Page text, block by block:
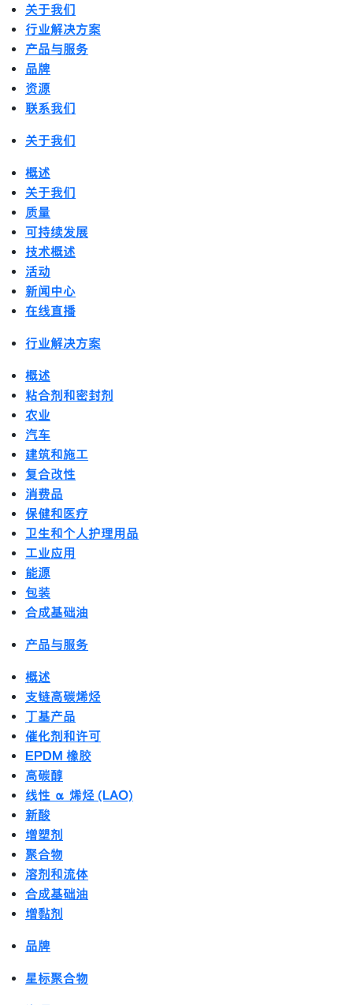
关于我们
行业解决方案
产品与服务
品牌
资源
联系我们
关于我们
概述
关于我们
质量
可持续发展
技术概述
活动
新闻中心
在线直播
行业解决方案
概述
粘合剂和密封剂
农业
汽车
建筑和施工
复合改性
消费品
保健和医疗
卫生和个人护理用品
工业应用
能源
包装
合成基础油
产品与服务
概述
支链高碳烯烃
丁基产品
催化剂和许可
EPDM 橡胶
高碳醇
线性 α 烯烃 (LAO)
新酸
增塑剂
聚合物
溶剂和流体
合成基础油
增黏剂
品牌
星标聚合物